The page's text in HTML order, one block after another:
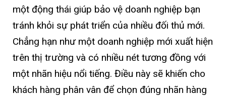
một động thái giúp bảo vệ doanh nghiệp bạn
tránh khỏi sự phát triển của nhiều đối thủ mới.
Chẳng hạn như một doanh nghiệp mới xuất hiện
trên thị trường và có nhiều nét tương đồng với
một nhãn hiệu nổi tiếng. Điều này sẽ khiến cho
khách hàng phân vân để chọn đúng nhãn hàng